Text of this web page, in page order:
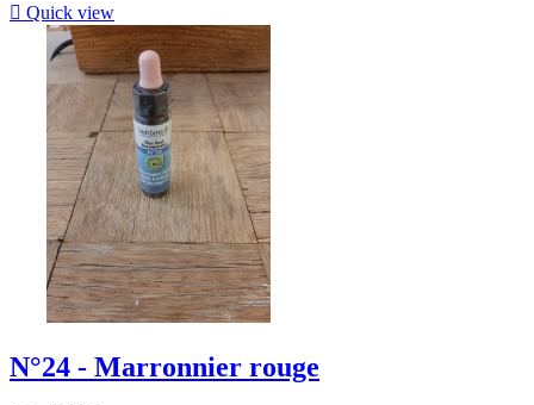
 Quick view
N°24 - Marronnier rouge